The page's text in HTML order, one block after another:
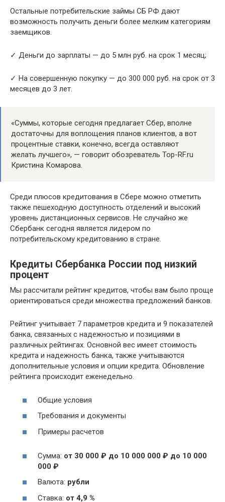
Остальные потребительские займы СБ РФ дают
возможность получить деньги более мелким категориям
заемщиков.
✓ Деньги до зарплаты — до 5 млн руб. на срок 1 месяц;
✓ На совершенную покупку — до 300 000 руб. на срок от 3
месяцев до 3 лет.
«Суммы, которые сегодня предлагает Сбер, вполне
достаточны для воплощения планов клиентов, а вот
процентные ставки, конечно, всегда оставляют
желать лучшего», — говорит обозреватель Top-RF.ru
Кристина Комарова.
Среди плюсов кредитования в Сбере можно отметить
также пешеходную доступность отделений и высокий
уровень дистанционных сервисов. Не случайно же
Сбербанк сегодня является лидером по
потребительскому кредитованию в стране.
Кредиты Сбербанка России под низкий
процент
Мы рассчитали рейтинг кредитов, чтобы вам было проще
ориентироваться среди множества предложений банков.
Рейтинг учитывает 7 параметров кредита и 9 показателей
банка, связанных с надежностью и позициями в
различных рейтингах. Основной вес имеет стоимость
кредита и надежность банка, также учитываются
дополнительные условия и опции кредита. Обновление
рейтинга происходит еженедельно.
Общие условия
Требования и документы
Примеры расчетов
Сумма: от 30 000 ₽ до 10 000 000 ₽ до 10 000
000 ₽
Валюта: рубли
Ставка: от 4,9 %